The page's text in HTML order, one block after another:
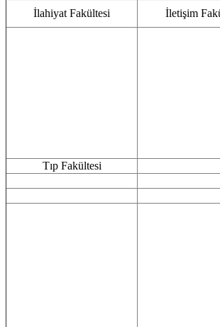
İlahiyat Fakültesi İletişim
Tıp Fakültesi